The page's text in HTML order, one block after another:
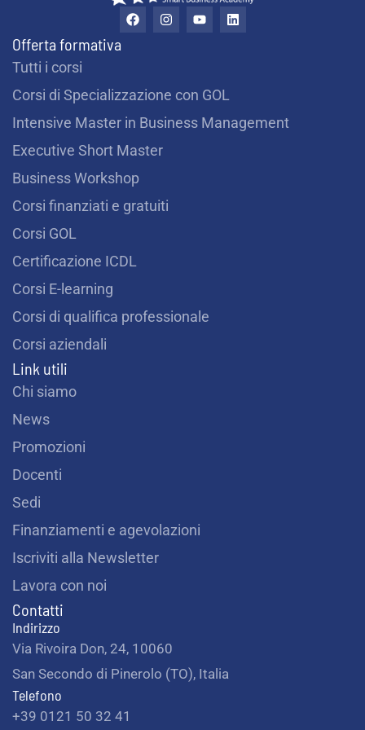
F
a
o
k
I
n
r
a
m
Y
o
e
L
i
Offerta formativa
Tutti i corsi
Corsi di Specializzazione con GOL
Intensive Master in Business Management
Executive Short Master
Business Workshop
Corsi finanziati e gratuiti
Corsi GOL
Certificazione ICDL
Corsi E-learning
Corsi di qualifica professionale
Corsi aziendali
Link utili
Chi siamo
News
Promozioni
Docenti
Sedi
Finanziamenti e agevolazioni
Iscriviti alla Newsletter
Lavora con noi
Contatti
Indirizzo
Via Rivoira Don, 24, 10060
San Secondo di Pinerolo (TO), Italia
Telefono
+39 0121 50 32 41